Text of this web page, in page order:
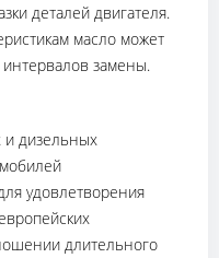
деталей двигателя.
масло может
замены.
и дизельных
удовлетворения
длительного